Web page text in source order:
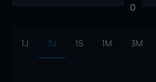
0
1J 3J 1S 1M 3M